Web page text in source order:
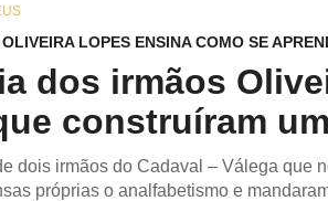
LOPES ENSINA COMO SE
dos irmãos
construíram
dois irmãos do Cadaval – Válega que
próprias o analfabetismo e